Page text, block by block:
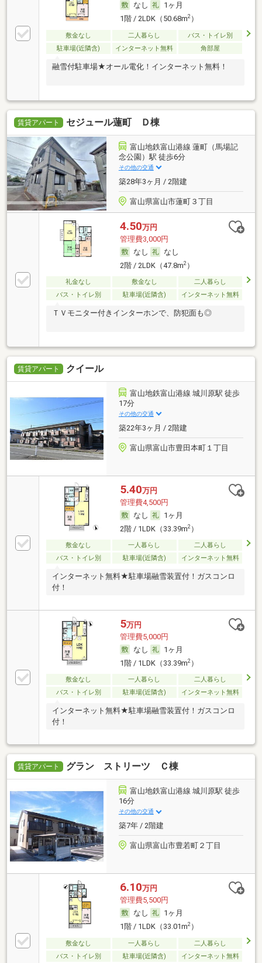
なし
1ヶ月
1階 / 2LDK（50.68m2）
敷金なし 二人暮らし
バス・トイレ別
駐車場(近隣含)
インターネット無料 角部屋
融雪付駐車場★オール電化！インターネット無料！
賃貸アパート セジュール蓮町 Ｄ棟
富山地鉄富山港線 蓮町（馬場記
念公園）駅 徒歩6分
その他の交通
築28年3ヶ月 / 2階建
富山県富山市蓮町３丁目
4.50万円
管理費3,000円
なし
なし
2階 / 2LDK（47.8m2）
礼金なし 敷金なし
二人暮らし
バス・トイレ別
駐車場(近隣含) インターネット無料
ＴＶモニター付きインターホンで、防犯面も◎
賃貸アパート クイール
富山地鉄富山港線 城川原駅 徒歩
17分
その他の交通
築22年3ヶ月 / 2階建
富山県富山市豊田本町１丁目
5.40万円
管理費4,500円
なし
1ヶ月
2階 / 1LDK（33.39m2）
敷金なし 一人暮らし
二人暮らし
バス・トイレ別
駐車場(近隣含) インターネット無料
インターネット無料★駐車場融雪装置付！ガスコンロ
付！
5万円
管理費5,000円
なし
1ヶ月
1階 / 1LDK（33.39m2）
敷金なし 一人暮らし
二人暮らし
バス・トイレ別
駐車場(近隣含) インターネット無料
インターネット無料★駐車場融雪装置付！ガスコンロ
付！
賃貸アパート グラン ストリーツ Ｃ棟
富山地鉄富山港線 城川原駅 徒歩
16分
その他の交通
築7年 / 2階建
富山県富山市豊若町２丁目
6.10万円
管理費5,500円
なし
1ヶ月
1階 / 1LDK（33.01m2）
敷金なし 一人暮らし
二人暮らし
バス・トイレ別
駐車場(近隣含) インターネット無料